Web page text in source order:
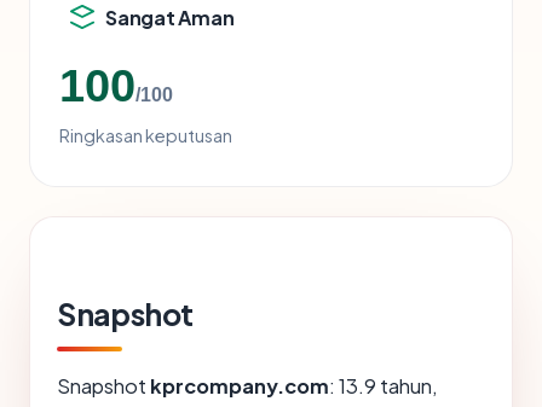
Sangat Aman
100/100
Ringkasan keputusan
Snapshot
Snapshot kprcompany.com: 13.9 tahun,